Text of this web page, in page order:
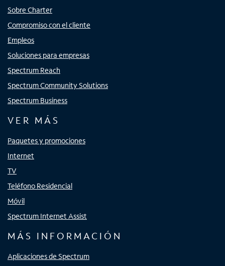
Sobre Charter
Compromiso con el cliente
Empleos
Soluciones para empresas
Spectrum Reach
Spectrum Community Solutions
Spectrum Business
VER MÁS
Paquetes y promociones
Internet
TV
Teléfono Residencial
Móvil
Spectrum Internet Assist
MÁS INFORMACIÓN
Aplicaciones de Spectrum